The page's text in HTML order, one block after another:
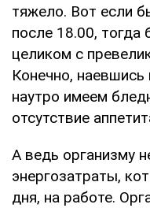
тяжело. Вот если
после 18.00, тогда
целиком с
Конечно,
наутро имеем
отсутствие
А ведь организму
энергозатраты,
дня, на работе.